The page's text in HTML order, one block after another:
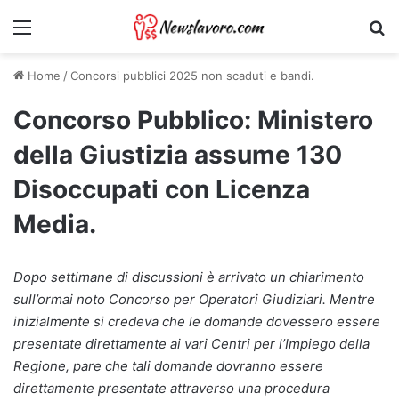
Menu
Home /Concorsi pubblici 2025 non scaduti e bandi.
Concorso Pubblico: Ministero
della Giustizia assume 130
Disoccupati con Licenza
Media.
Dopo settimane di discussioni è arrivato un chiarimento
sull’ormai noto Concorso per Operatori Giudiziari. Mentre
inizialmente si credeva che le domande dovessero essere
presentate direttamente ai vari Centri per l’Impiego della
Regione, pare che tali domande dovranno essere
direttamente presentate attraverso una procedura